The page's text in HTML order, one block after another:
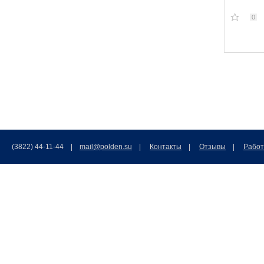
0
(3822) 44-11-44 | mail@polden.su Контакты Отзывы